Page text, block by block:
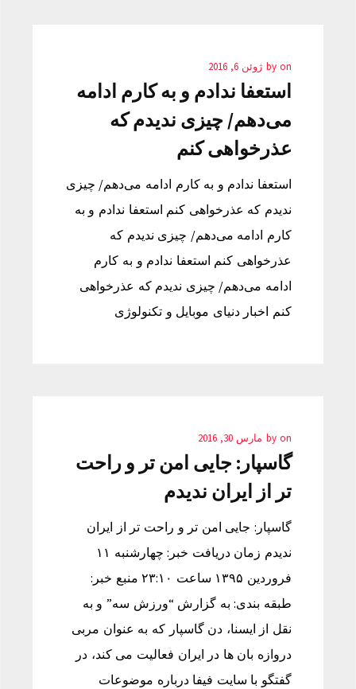
by on ژوئن 6, 2016
استعفا ندادم و به کارم ادامه
می‌دهم/ چیزی ندیدم که
عذرخواهی کنم
استعفا ندادم و به کارم ادامه می‌دهم/ چیزی
ندیدم که عذرخواهی کنم استعفا ندادم و به
کارم ادامه می‌دهم/ چیزی ندیدم که
عذرخواهی کنم استعفا ندادم و به کارم
ادامه می‌دهم/ چیزی ندیدم که عذرخواهی
کنم اخبار دنیای موبایل و تکنولوژی
by on مارس 30, 2016
گاسپار: جایی امن تر و راحت
تر از ایران ندیدم
گاسپار: جایی امن تر و راحت تر از ایران
ندیدم زمان دریافت خبر: چهارشنبه ۱۱
فروردین ۱۳۹۵ ساعت ۲۳:۱۰ منبع خبر:
طبقه بندی: به گزارش “ورزش سه” و به
نقل از ایسنا، دن گاسپار که به عنوان مربی
دروازه بان ها در ایران فعالیت می کند، در
گفتگو با سایت فیفا درباره موضوعات